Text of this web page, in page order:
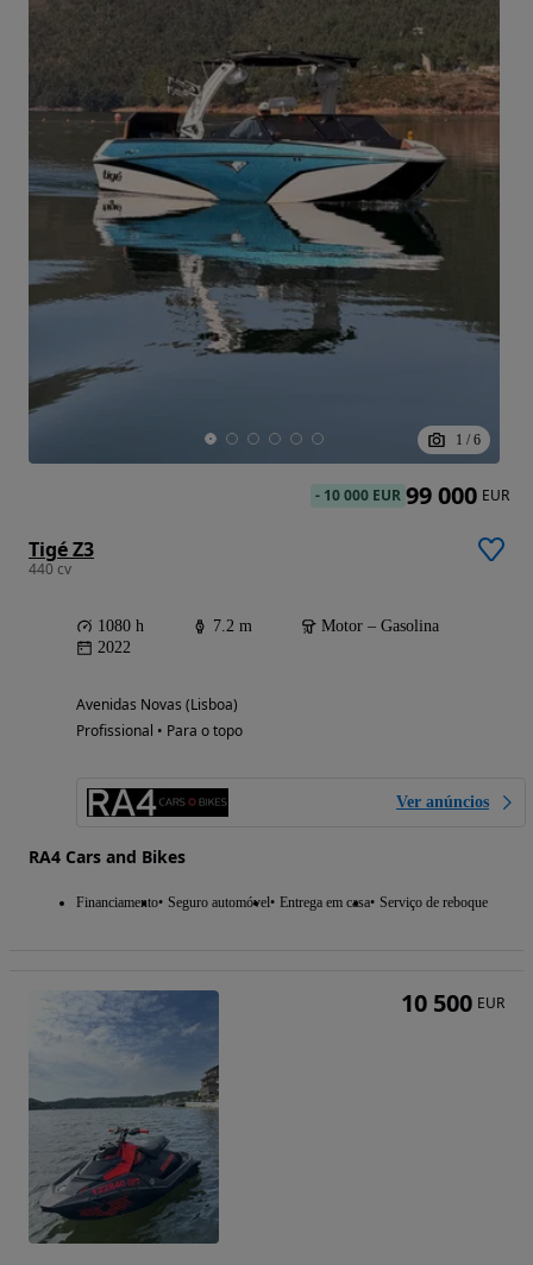
1 / 6
Tigé Z3
440 cv
1080 h 7.2 m
Motor – Gasolina
2022
Avenidas Novas (Lisboa)
Profissional • Para o topo
Ver anúncios
RA4 Cars and Bikes
Financiamento Seguro automóvel Entrega em casa Serviço de reboque
- 10 000 EUR 99 000 EUR
10 500 EUR